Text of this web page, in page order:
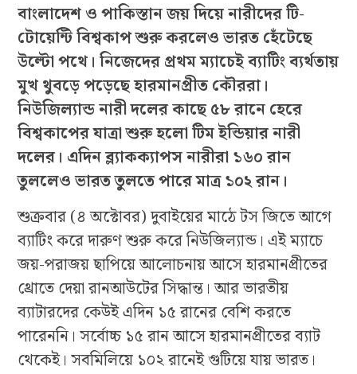
বাংলাদেশ ও পাকিস্তান জয় দিয়ে নারীদের টি-
টোয়েন্টি বিশ্বকাপ শুরু করলেও ভারত হেঁটেছে
উল্টো পথে। নিজেদের প্রথম ম্যাচেই ব্যাটিং ব্যর্থতায়
মুখ থুবড়ে পড়েছে হারমানপ্রীত কৌররা।
নিউজিল্যান্ড নারী দলের কাছে ৫৮ রানে হেরে
বিশ্বকাপের যাত্রা শুরু হলো টিম ইন্ডিয়ার নারী
দলের। এদিন ব্ল্যাকক্যাপস নারীরা ১৬০ রান
তুললেও ভারত তুলতে পারে মাত্র ১০২ রান।
শুক্রবার (৪ অক্টোবর) দুবাইয়ের মাঠে টস জিতে আগে
ব্যাটিং করে দারুণ শুরু করে নিউজিল্যান্ড। এই ম্যাচে
জয়-পরাজয় ছাপিয়ে আলোচনায় আসে হারমানপ্রীতের
থ্রোতে দেয়া রানআউটের সিদ্ধান্ত। আর ভারতীয়
ব্যাটারদের কেউই এদিন ১৫ রানের বেশি করতে
পারেননি। সর্বোচ্চ ১৫ রান আসে হারমানপ্রীতের ব্যাট
থেকেই। সবমিলিয়ে ১০২ রানেই গুটিয়ে যায় ভারত।